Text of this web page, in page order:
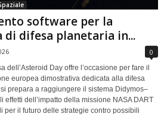
software per la
di difesa planetaria in...
0
dell’Asteroid Day offre l’occasione per fare il
europea dimostrativa dedicata alla difesa
prepara a raggiungere il sistema Didymos–
effetti dell’impatto della missione NASA DART
per il futuro delle strategie contro possibili